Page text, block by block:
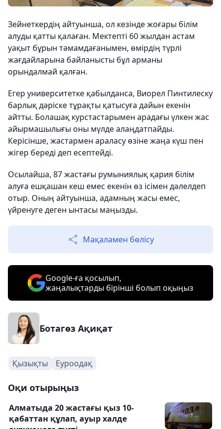
Зейнеткердің айтуынша, ол кезінде жоғары білім
алуды қатты қалаған. Мектепті 60 жылдан астам
уақыт бұрын тәмамдағанымен, өмірдің түрлі
жағдайларына байланысты бұл арманы
орындалмай қалған.
Егер университетке қабылданса, Виорел Пинтилеску
барлық дәріске тұрақты қатысуға дайын екенін
айтты. Болашақ курстастарымен арадағы үлкен жас
айырмашылығы оны мүлде алаңдатпайды.
Керісінше, жастармен араласу өзіне жаңа күш пен
жігер береді деп есептейді.
Осылайша, 87 жастағы румыниялық қария білім
алуға ешқашан кеш емес екенін өз ісімен дәлелдеп
отыр. Оның айтуынша, адамның жасы емес,
үйренуге деген ынтасы маңызды.
Мақаламен бөлісу
Google-ға қосылып,
жаңалықтарды бірінші болып оқыңыз
Ботагөз Ақиқат
Қызықты Еуроодақ
Оқи отырыңыз
Алматыда 20 жастағы қыз 10-
қабаттан құлап, ауыр халде